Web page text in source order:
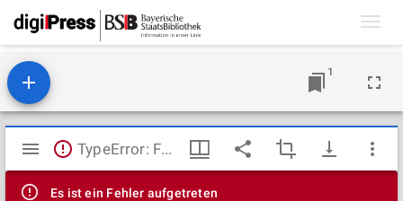
1
Mirador
Viewer
TypeError: Failed to fetch
Es ist ein Fehler aufgetreten